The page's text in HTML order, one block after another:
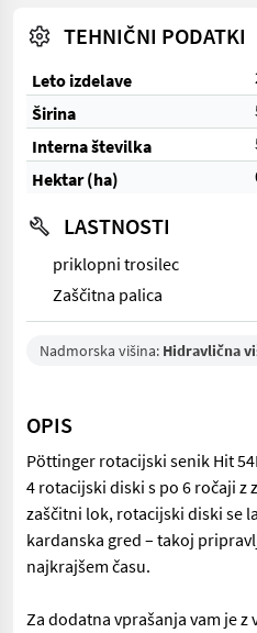
TEHNIČNI PODATKI
Leto izdelave
Širina
Interna številka
Hektar (ha)
LASTNOSTI
priklopni trosilec
Zaščitna palica
Nadmorska višina: Hidravlična
OPIS
Pöttinger rotacijski senik Hit
4 rotacijski diski s po 6 ročaji z
zaščitni lok, rotacijski diski se
kardanska gred – takoj
najkrajšem času.
Za dodatna vprašanja vam je z